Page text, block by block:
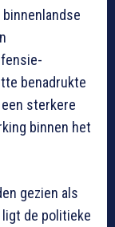
benadrukte
sterkere
binnen het
gezien als
ligt de politieke